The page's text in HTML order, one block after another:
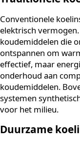
Het fundamentele
duurzame koeling
werkingsprincipe.
compressoren en
warmte actief te
vraagt. Duurzame
processen, zoals
verbruikt daardoor